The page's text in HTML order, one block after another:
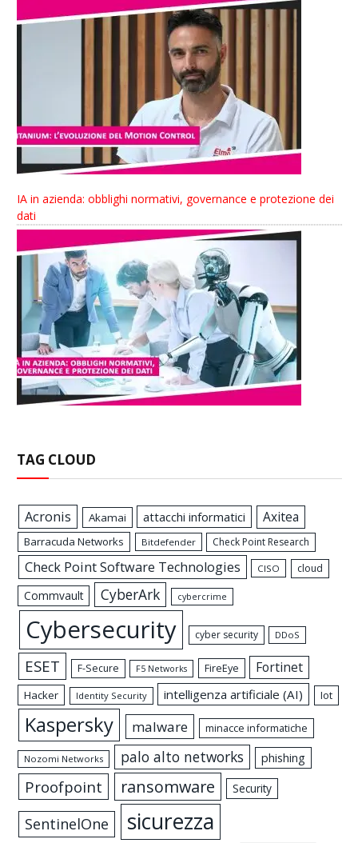
IA in azienda: obblighi normativi, governance e protezione dei
dati
TAG CLOUD
Acronis Akamai attacchi informatici Axitea
Barracuda Networks Bitdefender Check Point Research
Check Point Software Technologies CISO cloud
Commvault CyberArk cybercrime
Cybersecurity cyber security DDoS
ESET F-Secure F5 Networks FireEye Fortinet
Hacker Identity Security intelligenza artificiale (AI) Iot
Kaspersky malware minacce informatiche
Nozomi Networks palo alto networks phishing
Proofpoint ransomware Security
SentinelOne sicurezza